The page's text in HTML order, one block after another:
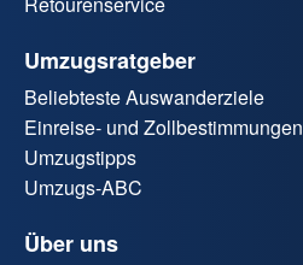
Umzugsratgeber
Beliebteste Auswanderziele
Einreise- und Zollbestimmungen
Umzugstipps
Umzugs-ABC
Über uns